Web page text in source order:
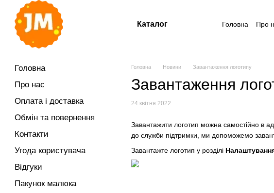
Перейти до основного контенту
Каталог Головна Про
Головна Новини Завантаження логотипу
Завантаження
24 квітня 2022
Завантажити логотип можна самостійно в
до служби підтримки, ми допоможемо
Завантажте логотип у розділі
Головна
Про нас
Оплата і доставка
Обмін та повернення
Контакти
Угода користувача
Відгуки
Пакунок малюка